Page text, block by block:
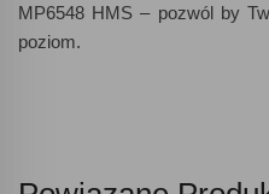
MP6548 HMS – pozwól by
poziom.